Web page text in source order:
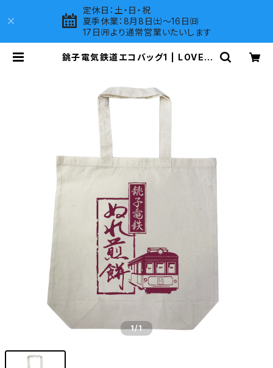
定休日：土・日・祝
夏季休業：8月8日㈯～16日㈰
17日㈪より通常営業いたいします
銚子電気鉄道エコバッグ1 | LOVES
1/1